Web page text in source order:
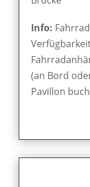
Info:
(an Bord
Pavillon